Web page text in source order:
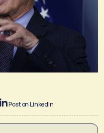
Post on LinkedIn